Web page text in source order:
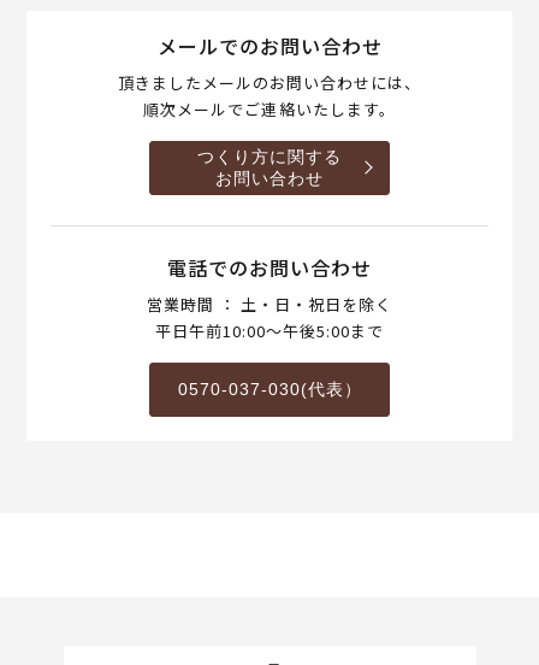
メールでのお問い合わせ
頂きましたメールのお問い合わせには、
順次メールでご連絡いたします。
つくり方に関する
お問い合わせ
電話でのお問い合わせ
営業時間 ： 土・日・祝日を除く
平日午前10:00～午後5:00まで
0570-037-030(代表）